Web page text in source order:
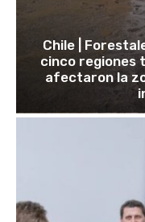
Chile |
cinco regiones
afectaron la